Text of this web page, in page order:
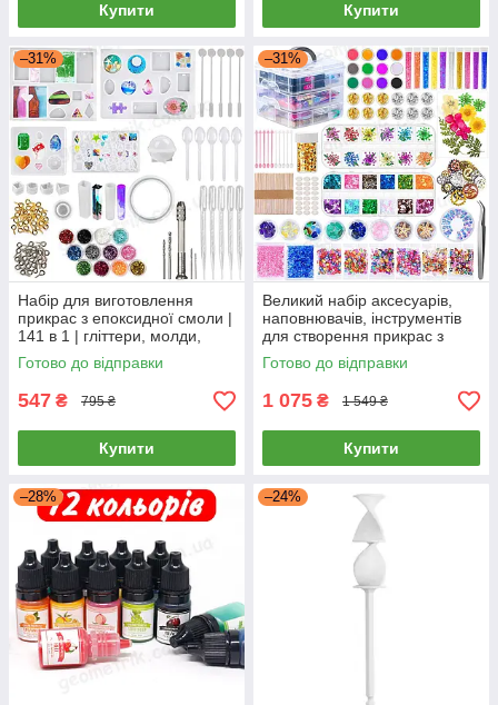
Купити Купити
–31%
Набір для виготовлення
прикрас з епоксидної смоли |
141 в 1 | гліттери, молди,
дриль, аксесуари
Готово до відправки
547 ₴ 795 ₴
Купити
–31%
Великий набір аксесуарів,
наповнювачів, інструментів
для створення прикрас з
епоксидної смоли
Готово до відправки
1 075 ₴ 1 549 ₴
Купити
–28% –24%